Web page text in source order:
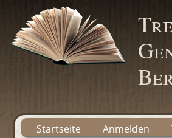
Startseite Anmelden